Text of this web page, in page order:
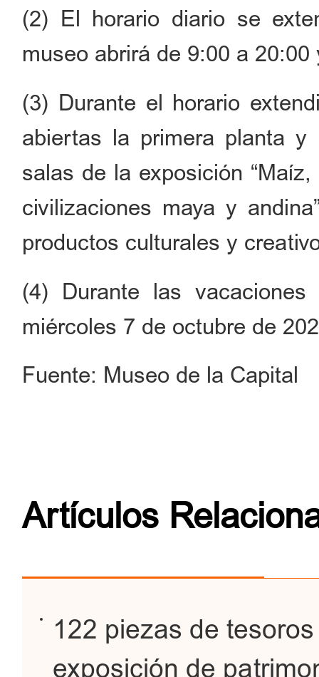
(2) El horario diario se
museo abrirá de 9:00 a
(3) Durante el horario
abiertas la primera planta y
salas de la exposición
civilizaciones maya y
productos culturales y
(4) Durante las
miércoles 7 de octubre de
Fuente: Museo de la Capital
Artículos
122 piezas de
exposición de